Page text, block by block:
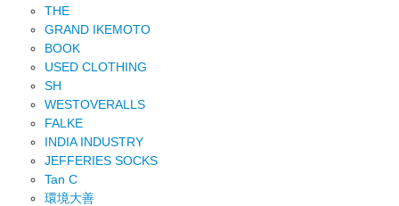
THE
GRAND IKEMOTO
BOOK
USED CLOTHING
SH
WESTOVERALLS
FALKE
INDIA INDUSTRY
JEFFERIES SOCKS
Tan C
環境大善